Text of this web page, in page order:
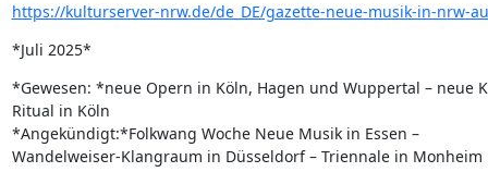
https://kulturserver-nrw.de/de_DE/gazette-neue-musik-in-nrw-
*Juli 2025*
*Gewesen: *neue Opern in Köln, Hagen und Wuppertal – neue
Ritual in Köln
*Angekündigt:*Folkwang Woche Neue Musik in Essen –
Wandelweiser-Klangraum in Düsseldorf – Triennale in Monheim